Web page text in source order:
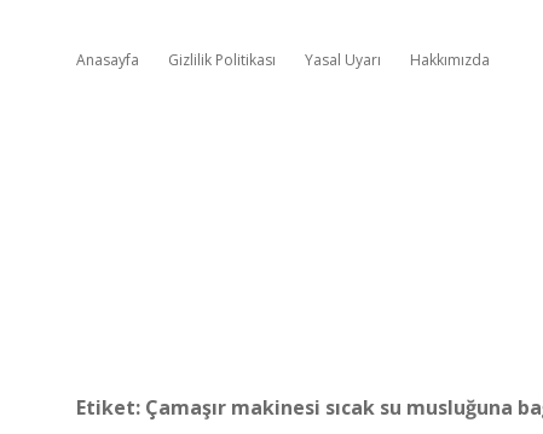
Anasayfa Gizlilik Politikası Yasal Uyarı Hakkımızda
Etiket: Çamaşır makinesi sıcak su musluğuna